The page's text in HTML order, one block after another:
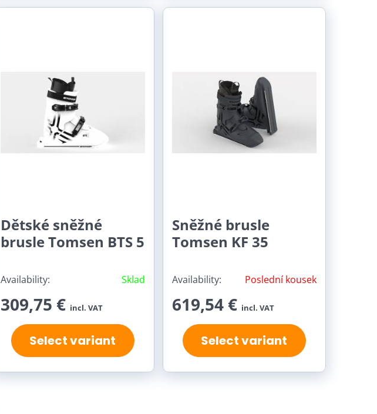
Dětské sněžné
brusle Tomsen BTS 5
Availability: Sklad
309,75 € incl. VAT
Select variant
Sněžné brusle
Tomsen KF 35
Availability: Poslední kousek
619,54 € incl. VAT
Select variant